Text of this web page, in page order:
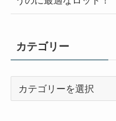
カテゴリー